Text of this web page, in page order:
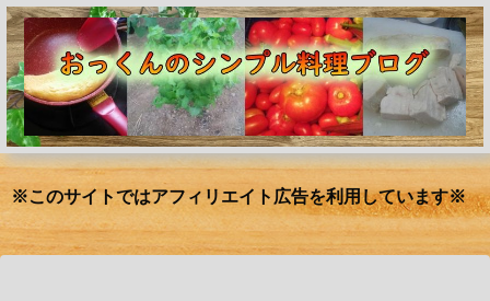
※このサイトではアフィリエイト広告を利用しています※